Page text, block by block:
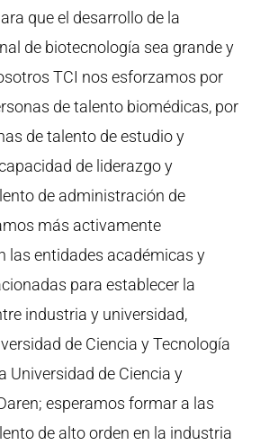
que el desarrollo de la
de biotecnología sea grande y
TCI nos esforzamos por
de talento biomédicas, por
de talento de estudio y
de liderazgo y
de administración de
más activamente
las entidades académicas y
para establecer la
industria y universidad,
de Ciencia y Tecnología
Universidad de Ciencia y
esperamos formar a las
de alto orden en la industria